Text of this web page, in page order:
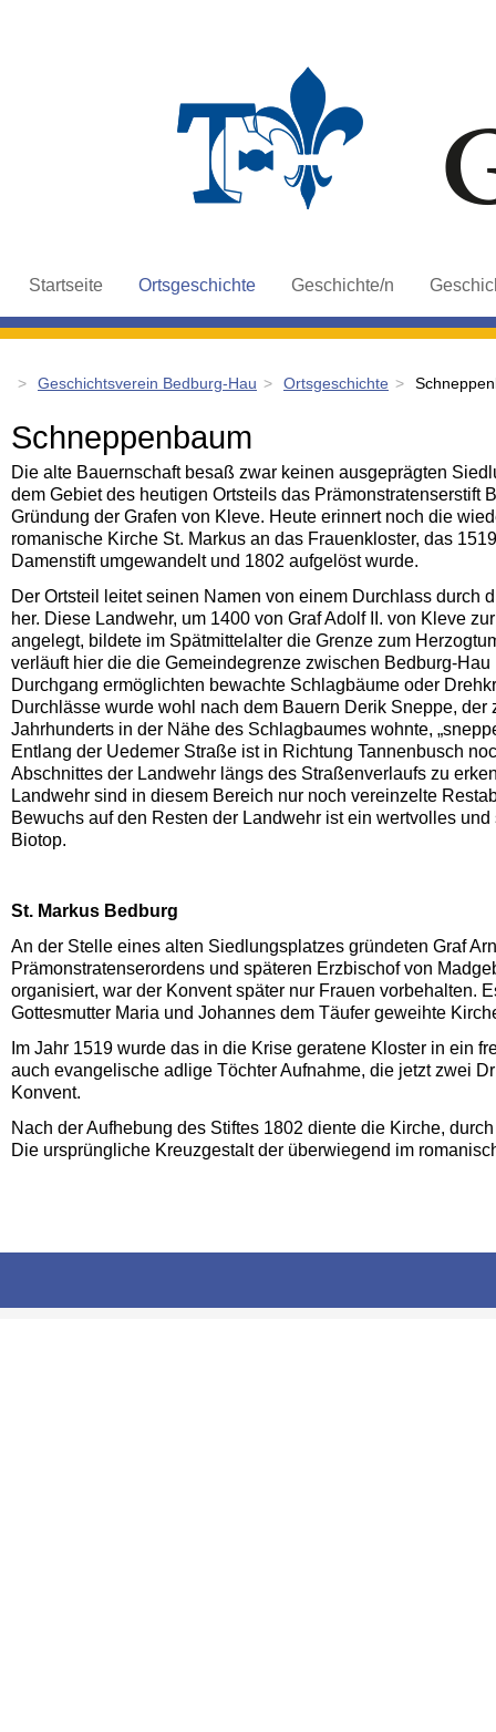
überspringen
Startseite Ortsgeschichte Geschichte/n
Geschichtsverein Bedburg-Hau Ortsgeschichte
Schneppenbaum
Die alte Bauernschaft besaß zwar keinen ausgeprägten
dem Gebiet des heutigen Ortsteils das Prämonstratenser­stift
Gründung der Grafen von Kleve. Heute erinnert noch die
romanische Kirche St. Markus an das Frauenkloster, das
Damenstift umgewandelt und 1802 aufgelöst wurde.
Der Ortsteil leitet seinen Namen von einem Durchlass durch
her. Diese Landwehr, um 1400 von Graf Adolf II. von Kleve
angelegt, bildete im Spätmittelalter die Grenze zum
verläuft hier die die Gemeindegrenze zwischen Bedburg-Hau
Durchgang ermöglichten bewachte Schlagbäume oder
Durchlässe wurde wohl nach dem Bauern Derik Sneppe, der
Jahrhunderts in der Nähe des Schlag­baumes wohnte,
Entlang der Uedemer Straße ist in Richtung Tannenbusch
Abschnittes der Landwehr längs des Straßenverlaufs zu
Landwehr sind in diesem Bereich nur noch vereinzelte
Bewuchs auf den Resten der Landwehr ist ein wertvolles
Biotop.
St. Markus Bedburg
An der Stelle eines alten Siedlungsplatzes gründeten Graf
Prämonstratenserordens und späteren Erzbischof von
organisiert, war der Konvent später nur Frauen vorbehalten.
Gottesmutter Maria und Johannes dem Täufer geweihte
Im Jahr 1519 wurde das in die Krise geratene Kloster in ein
auch evangelische adlige Töchter Aufnahme, die jetzt zwei
Konvent.
Nach der Aufhebung des Stiftes 1802 diente die Kirche,
Die ursprüng­liche Kreuz­gestalt der über­wiegend im